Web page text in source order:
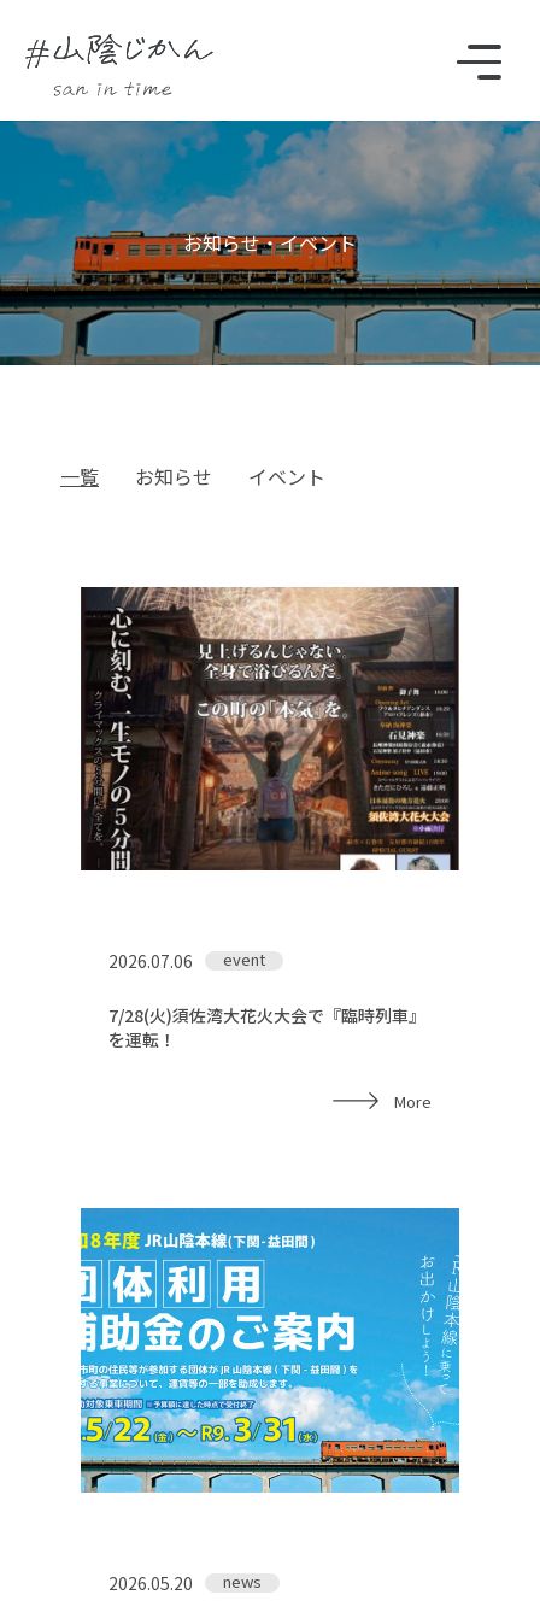
駅・観光スポットをさがす
Instagram
時刻表
TOP
フォトスポット
お知らせ＆イベント
旅プラン
プライバシーポリシー
サイトポリシー
お知らせ・イベント
一覧 お知らせ イベント
2026.07.06 event
7/28(火)須佐湾大花火大会で『臨時列車』
を運転！
More
2026.05.20 news